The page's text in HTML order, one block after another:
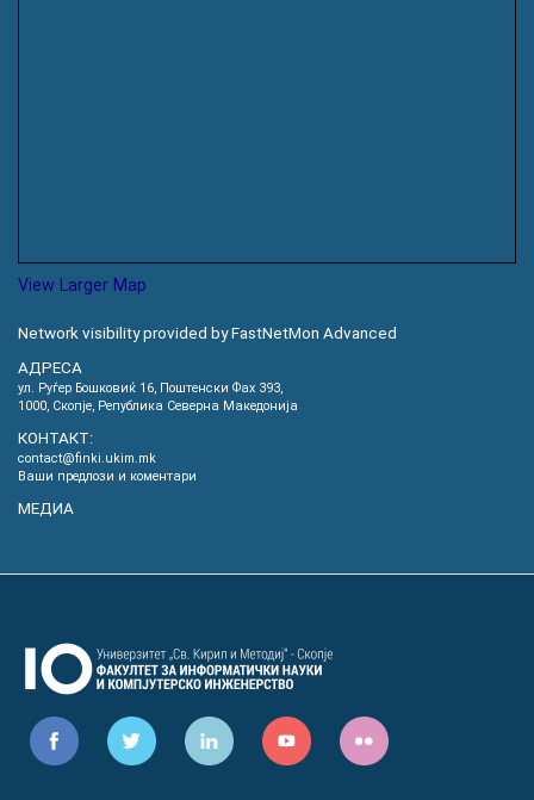
View Larger Map
Network visibility provided by FastNetMon Advanced
АДРЕСА
ул. Руѓер Бошковиќ 16, Пoштенски Фах 393,
1000, Скопје, Република Северна Македонија
КОНТАКТ:
contact@finki.ukim.mk
Ваши предлози и коментари
МЕДИА